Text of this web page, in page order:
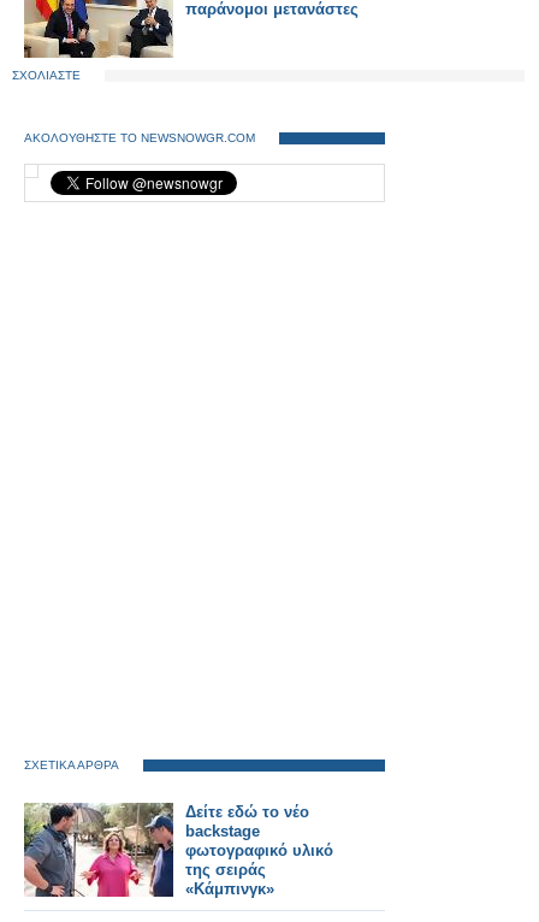
παράνομοι μετανάστες
ΣΧΟΛΙΑΣΤΕ
ΑΚΟΛΟΥΘΗΣΤΕ ΤΟ NEWSNOWGR.COM
ΣΧΕΤΙΚΑ ΑΡΘΡΑ
Δείτε εδώ το νέο
backstage
φωτογραφικό υλικό
της σειράς
«Κάμπινγκ»